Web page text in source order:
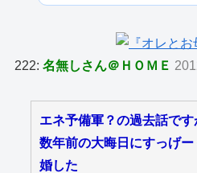
222:名無しさん＠ＨＯＭＥ
エネ予備軍？の過去話です
数年前の大晦日にすっげ
婚した